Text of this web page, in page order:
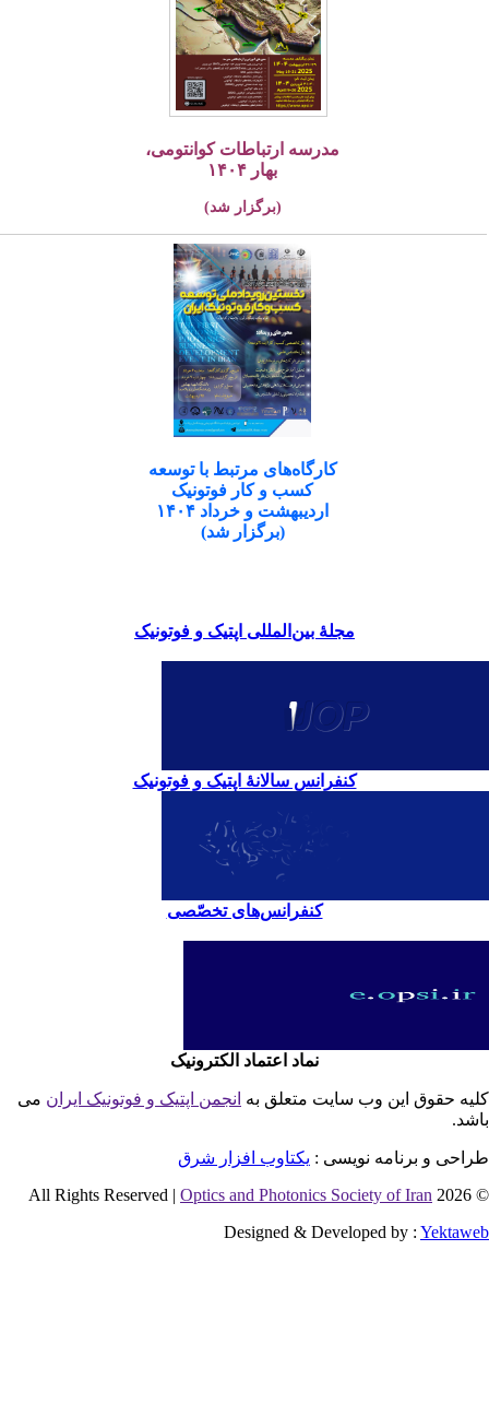
مدرسه ارتباطات کوانتومی،
بهار ۱۴۰۴
(برگزار شد)
کارگاه‌های مرتبط با توسعه
کسب و کار فوتونیک
اردیبهشت و خرداد ۱۴۰۴
(برگزار شد)
مجلۀ بین‌المللی اپتیک و فوتونیک
کنفرانس سالانۀ اپتیک و فوتونیک
کنفرانس‌های تخصّصی
نماد اعتماد الکترونیک
حقوق این وب سایت متعلق بهانجمن اپتیک و فوتونیک ایران می
و برنامه نویسی : یکتاوب افزار شرق
©
Optics and Photonics Society of Iran
Designed & Developed by :